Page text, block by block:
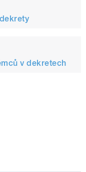
v dekretech